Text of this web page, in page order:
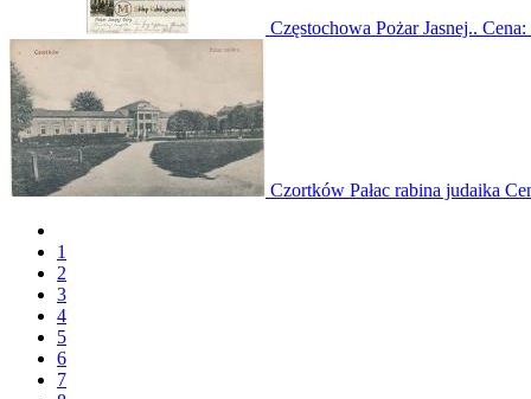
Częstochowa Pożar Jasnej.. Cena:
Czortków Pałac rabina judaika
1
2
3
4
5
6
7